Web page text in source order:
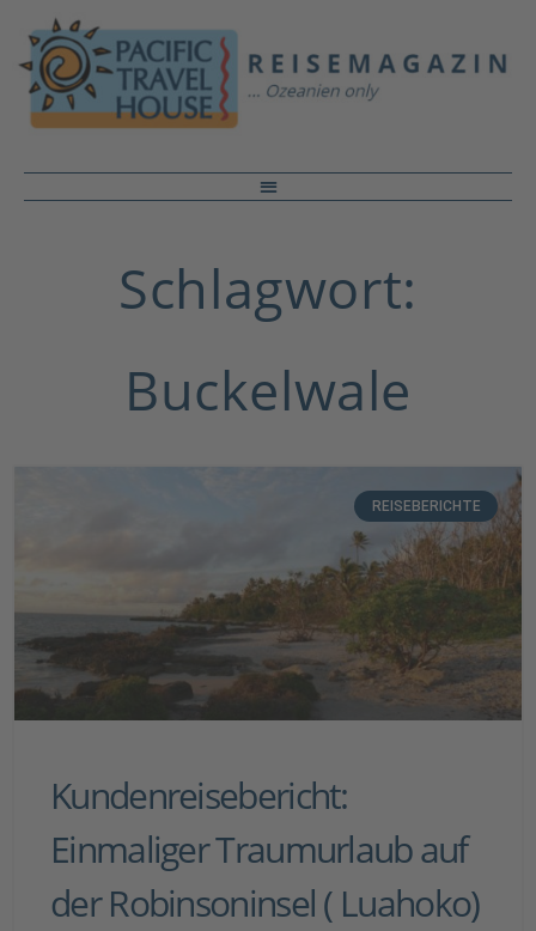
Schlagwort:
Buckelwale
REISEBERICHTE
Kundenreisebericht:
Einmaliger Traumurlaub auf
der Robinsoninsel ( Luahoko)